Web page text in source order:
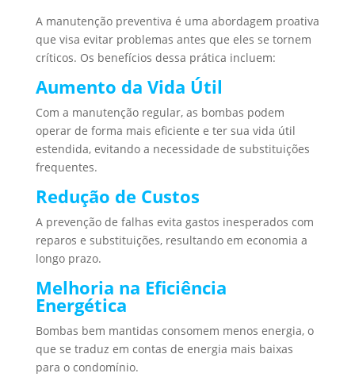
A manutenção preventiva é uma abordagem proativa
que visa evitar problemas antes que eles se tornem
críticos. Os benefícios dessa prática incluem:
Aumento da Vida Útil
Com a manutenção regular, as bombas podem
operar de forma mais eficiente e ter sua vida útil
estendida, evitando a necessidade de substituições
frequentes.
Redução de Custos
A prevenção de falhas evita gastos inesperados com
reparos e substituições, resultando em economia a
longo prazo.
Melhoria na Eficiência
Energética
Bombas bem mantidas consomem menos energia, o
que se traduz em contas de energia mais baixas
para o condomínio.